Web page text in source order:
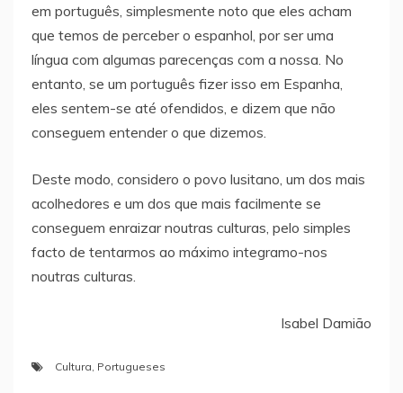
em português, simplesmente noto que eles acham
que temos de perceber o espanhol, por ser uma
língua com algumas parecenças com a nossa. No
entanto, se um português fizer isso em Espanha,
eles sentem-se até ofendidos, e dizem que não
conseguem entender o que dizemos.
Deste modo, considero o povo lusitano, um dos mais
acolhedores e um dos que mais facilmente se
conseguem enraizar noutras culturas, pelo simples
facto de tentarmos ao máximo integramo-nos
noutras culturas.
Isabel Damião
Cultura Portugueses